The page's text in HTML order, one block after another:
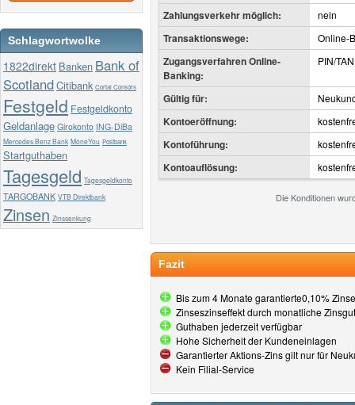
Schlagwortwolke
1822direkt Banken Bank of
ScotlandCitibank Cortal Consors
Festgeld Festgeldkonto
Geldanlage Girokonto ING-DiBa
Mercedes Benz Bank MoneYou Postbank
Startguthaben
Tagesgeld Tagesgeldkonto
TARGOBANK VTB Direktbank
Zinsen Zinssenkung
Zahlungsverkehr möglich: nein
Transaktionswege: Online-
Zugangsverfahren Online-
Banking:
PIN/
Gültig für:
Kontoeröffnung:
Kontoführung:
Kontoauflösung:
Die Konditionen
Fazit
Bis zum 4 Monate garantierte0,10%
Zinseszinseffekt durch monatliche
Guthaben jederzeit verfügbar
Hohe Sicherheit der Kundeneinlagen
Garantierter Aktions-Zins gilt nur für
Kein Filial-Service